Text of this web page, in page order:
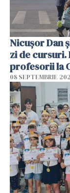
Nicușor Dan
zi de cursuri.
profesorii la
08 SEPTEMBRIE